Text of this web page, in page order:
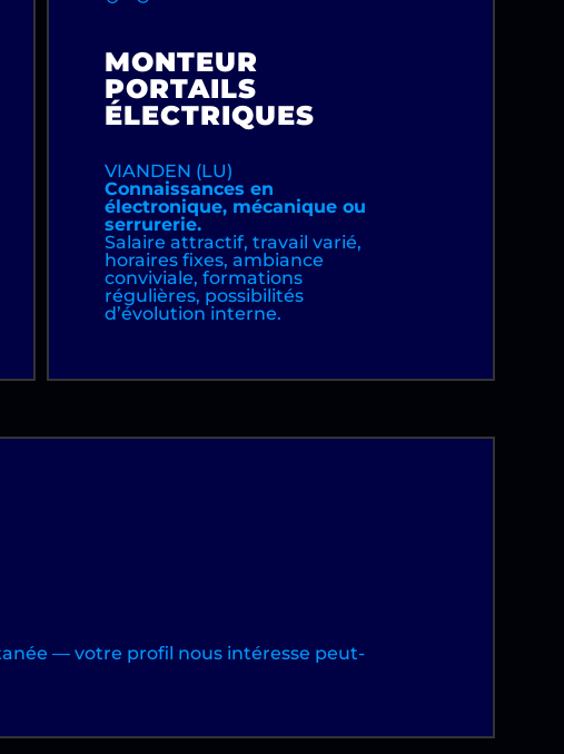
MONTEUR
PORTAILS
ÉLECTRIQUES
VIANDEN (LU)
Connaissances en
électronique, mécanique ou
serrurerie.
Salaire attractif, travail varié,
horaires fixes, ambiance
conviviale, formations
régulières, possibilités
d’évolution interne.
— votre profil nous intéresse peut-